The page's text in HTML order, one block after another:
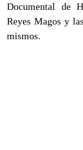
Documental de
Reyes Magos y
mismos.